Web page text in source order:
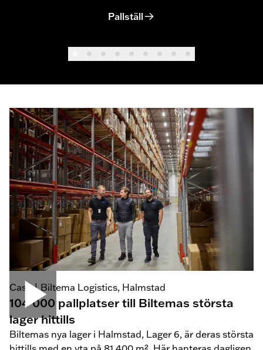
Pallställ
Case | Biltema Logistics, Halmstad
104 000 pallplatser till Biltemas största
lager hittills
Biltemas nya lager i Halmstad, Lager 6, är deras största